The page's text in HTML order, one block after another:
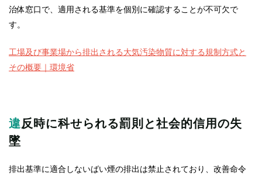
治体窓口で、適用される基準を個別に確認することが不可欠で
す。
工場及び事業場から排出される大気汚染物質に対する規制方式と
その概要｜環境省
違反時に科せられる罰則と社会的信用の失
墜
排出基準に適合しないばい煙の排出は禁止されており、改善命令